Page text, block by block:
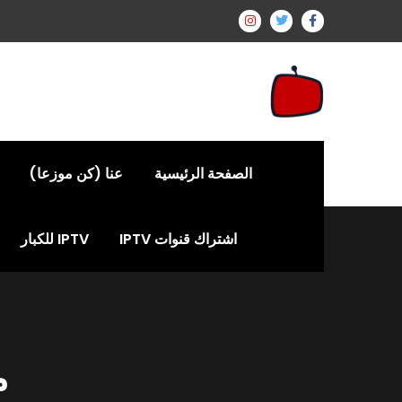
الصفحة الرئيسية عنا (كن موزعا)
اشتراك قنوات IPTV IPTV للكبار